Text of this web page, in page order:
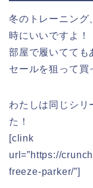
冬のトレーニング
時にいいですよ！
部屋で履いてても
セールを狙って買
わたしは同じシリ
た！
[clink
url=”https://
freeze-parker/”]